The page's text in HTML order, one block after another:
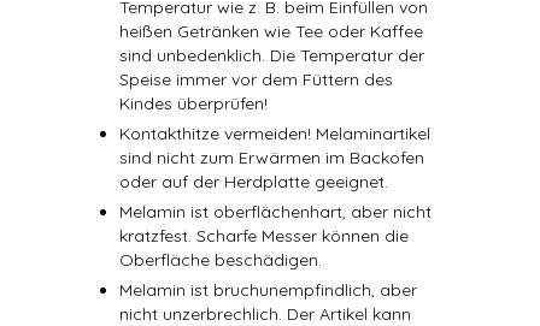
Temperatur wie z. B. beim Einfüllen von
heißen Getränken wie Tee oder Kaffee
sind unbedenklich. Die Temperatur der
Speise immer vor dem Füttern des
Kindes überprüfen!
Kontakthitze vermeiden! Melaminartikel
sind nicht zum Erwärmen im Backofen
oder auf der Herdplatte geeignet.
Melamin ist oberflächenhart, aber nicht
kratzfest. Scharfe Messer können die
Oberfläche beschädigen.
Melamin ist bruchunempfindlich, aber
nicht unzerbrechlich. Der Artikel kann